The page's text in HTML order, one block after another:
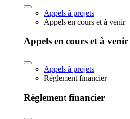
Appels à projets
Appels en cours et à venir
Appels en cours et à venir
Appels à projets
Règlement financier
Règlement financier